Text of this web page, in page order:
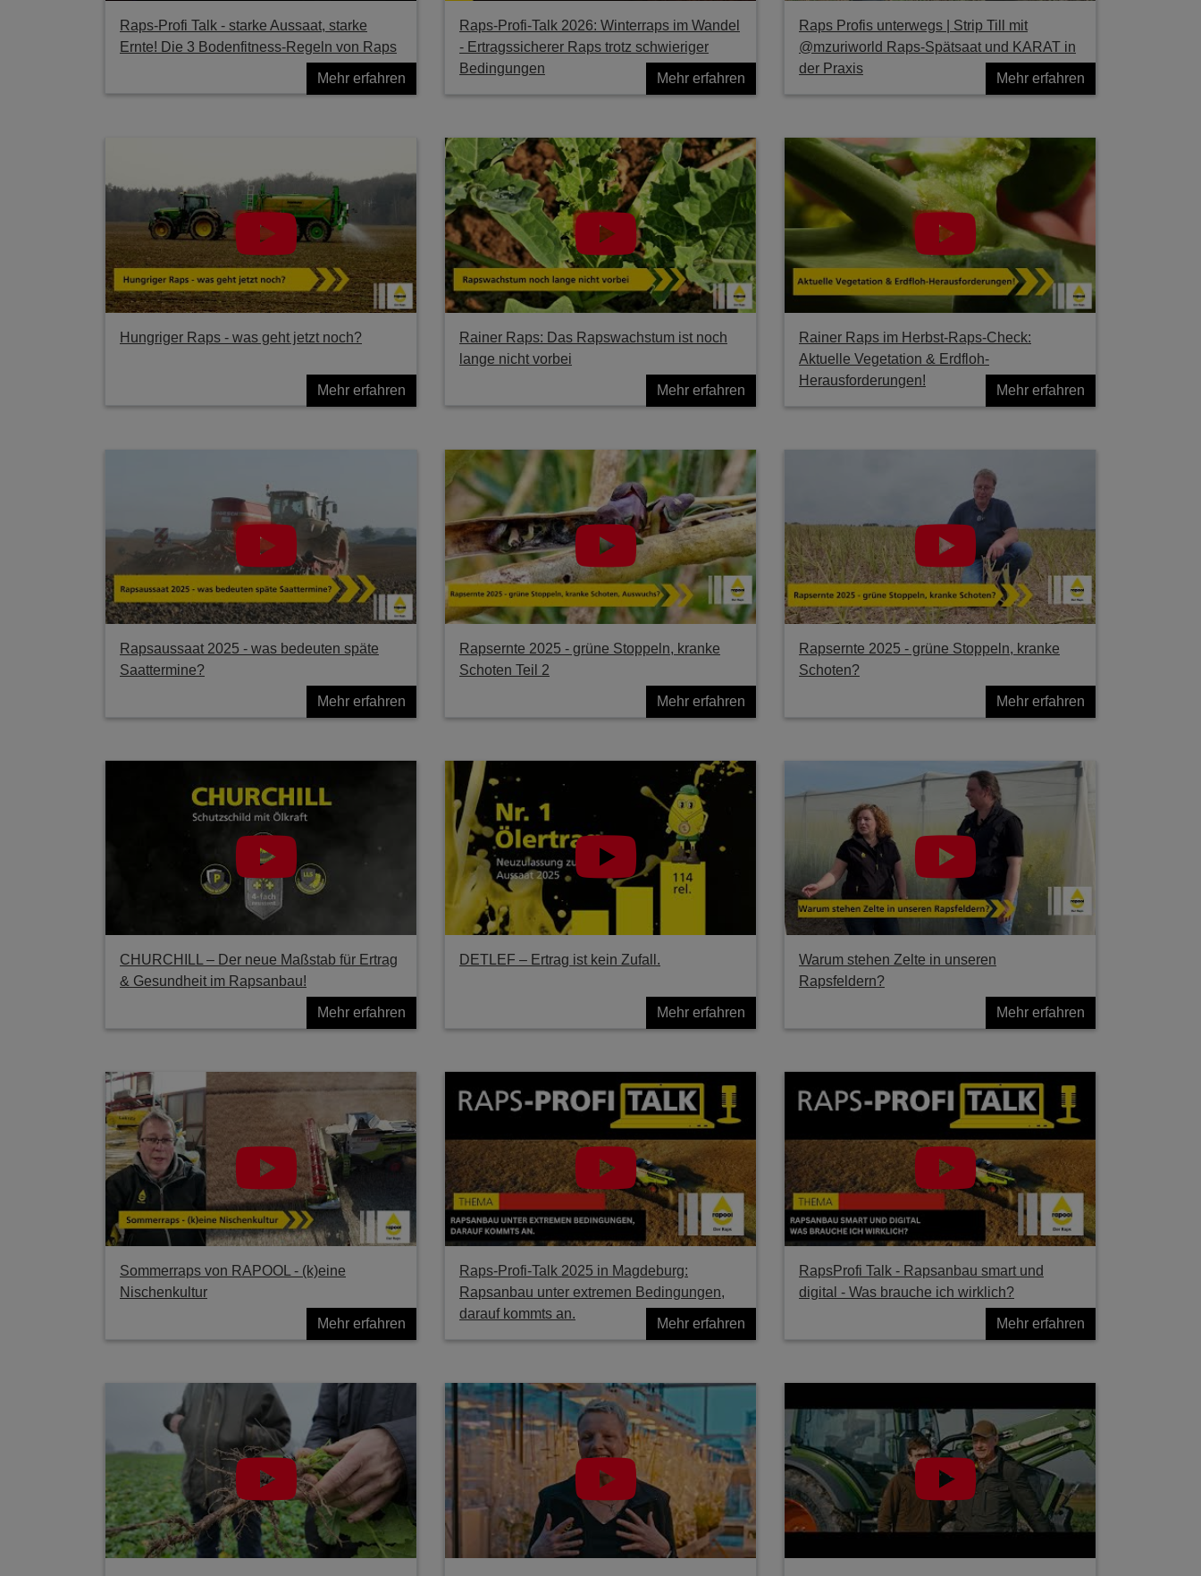
Raps-Profi Talk - starke Aussaat, starke
Ernte! Die 3 Bodenfitness-Regeln von Raps
Mehr erfahren
Raps-Profi-Talk 2026: Winterraps im Wandel
- Ertragssicherer Raps trotz schwieriger
Bedingungen
Mehr erfahren
Raps Profis unterwegs | Strip Till mit
@mzuriworld Raps-Spätsaat und KARAT in
der Praxis
Mehr erfahren
Hungriger Raps - was geht jetzt noch?
Mehr erfahren
Rainer Raps: Das Rapswachstum ist noch
lange nicht vorbei
Mehr erfahren
Rainer Raps im Herbst-Raps-Check:
Aktuelle Vegetation & Erdfloh-
Herausforderungen!
Mehr erfahren
Rapsaussaat 2025 - was bedeuten späte
Saattermine?
Mehr erfahren
Rapsernte 2025 - grüne Stoppeln, kranke
Schoten Teil 2
Mehr erfahren
Rapsernte 2025 - grüne Stoppeln, kranke
Schoten?
Mehr erfahren
CHURCHILL – Der neue Maßstab für Ertrag
& Gesundheit im Rapsanbau!
Mehr erfahren
DETLEF – Ertrag ist kein Zufall.
Mehr erfahren
Warum stehen Zelte in unseren
Rapsfeldern?
Mehr erfahren
Sommerraps von RAPOOL - (k)eine
Nischenkultur
Mehr erfahren
Raps-Profi-Talk 2025 in Magdeburg:
Rapsanbau unter extremen Bedingungen,
darauf kommts an.
Mehr erfahren
RapsProfi Talk - Rapsanbau smart und
digital - Was brauche ich wirklich?
Mehr erfahren